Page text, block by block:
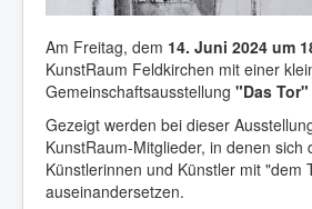
Am Freitag, dem 14. Juni 2024 um
KunstRaum Feldkirchen mit einer
Gemeinschaftsausstellung "Das Tor"
Gezeigt werden bei dieser
KunstRaum-Mitglieder, in denen sich
Künstlerinnen und Künstler mit "dem
auseinandersetzen.